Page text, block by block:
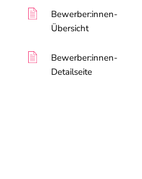
Bewerber:innen-
Übersicht
Bewerber:innen-
Detailseite